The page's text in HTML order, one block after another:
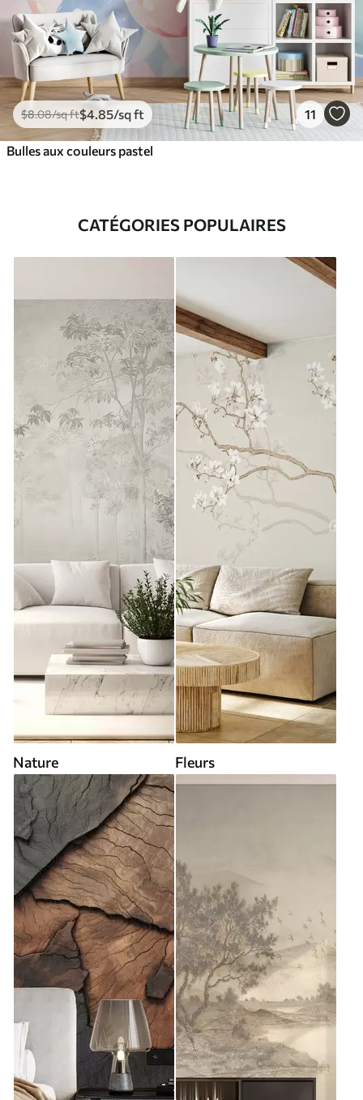
$8.08/sq ft$4 .85/sq ft 11
Bulles aux couleurs pastel
CATÉGORIES POPULAIRES
Nature Fleurs